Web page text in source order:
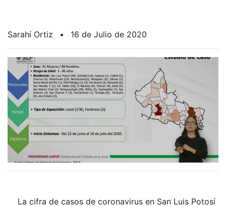
Sarahí Ortiz • 16 de Julio de 2020
La cifra de casos de coronavirus en San Luis Potosí